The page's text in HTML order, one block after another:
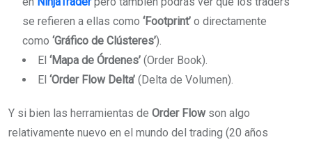
se refieren a ellas como ‘Footprint’ o directamente
como ‘Gráfico de Clústeres’).
El ‘Mapa de Órdenes’ (Order Book).
El ‘Order Flow Delta’ (Delta de Volumen).
Y si bien las herramientas de Order Flowson algo
relativamente nuevo en el mundo del trading (20 años